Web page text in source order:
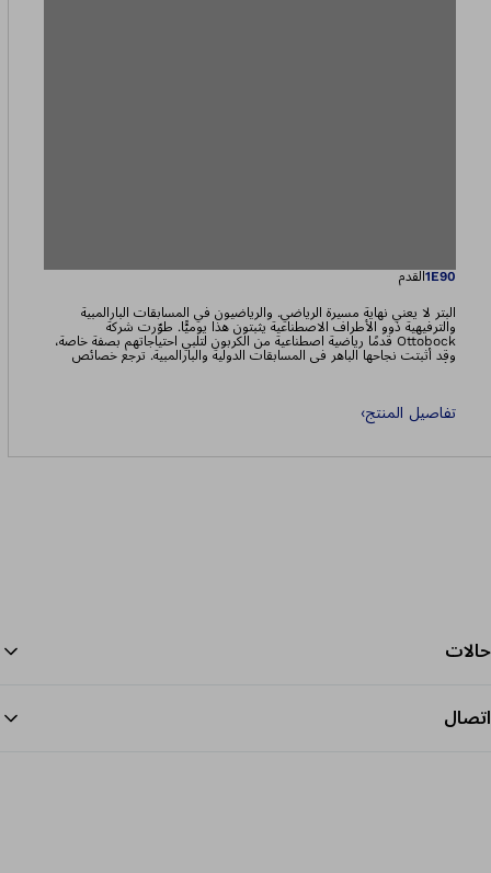
يفتح الصورة في
1E90 القدم
البتر لا يعني نهاية مسيرة الرياضي. والرياضيون في المسابقات البارالمبية
والترفيهية ذوو الأطراف الاصطناعية يثبتون هذا يوميًّا. طوّرت شركة
Ottobock قدمًا رياضية اصطناعية من الكربون لتلبي احتياجاتهم بصفة خاصة،
وقد أثبتت نجاحها الباهر في المسابقات الدولية والبارالمبية. ترجع خصائص
تفاصيل المنتج›
حالات
اتصال